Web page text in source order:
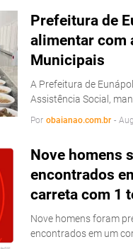
Prefeitura de
alimentar com
Municipais
A Prefeitura de
Assistência Social,
Por obaianao.com.br -
Nove homens
encontrados
carreta com 1
Nove homens foram
encontrados em um